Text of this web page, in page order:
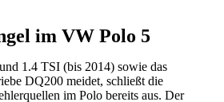
im VW Polo 5
1.4 TSI (bis 2014) sowie das
DQ200 meidet, schließt die
im Polo bereits aus. Der